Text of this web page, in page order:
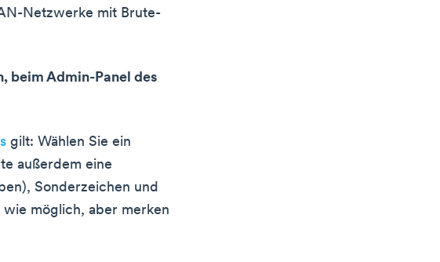
Netzwerke mit Brute-
beim Admin-Panel des
gilt: Wählen Sie ein
außerdem eine
Sonderzeichen und
möglich, aber merken